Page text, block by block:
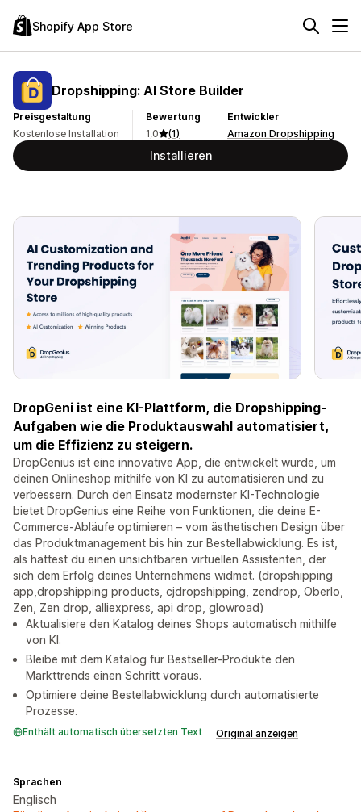
Shopify App Store
Dropshipping: AI Store Builder
Preisgestaltung
Kostenlose Installation
Bewertung
1,0
(1)
Entwickler
Amazon Dropshipping
Installieren
DropGeni ist eine KI-Plattform, die Dropshipping-
Aufgaben wie die Produktauswahl automatisiert,
um die Effizienz zu steigern.
DropGenius ist eine innovative App, die entwickelt wurde, um
deinen Onlineshop mithilfe von KI zu automatisieren und zu
verbessern. Durch den Einsatz modernster KI-Technologie
bietet DropGenius eine Reihe von Funktionen, die deine E-
Commerce-Abläufe optimieren – vom ästhetischen Design über
das Produktmanagement bis hin zur Bestellabwicklung. Es ist,
als hättest du einen unsichtbaren virtuellen Assistenten, der
sich dem Erfolg deines Unternehmens widmet. (dropshipping
app,dropshipping products, cjdropshipping, zendrop, Oberlo,
Zen, Zen drop, alliexpress, api drop, glowroad)
Aktualisiere den Katalog deines Shops automatisch mithilfe
von KI.
Bleibe mit dem Katalog für Bestseller-Produkte den
Markttrends einen Schritt voraus.
Optimiere deine Bestellabwicklung durch automatisierte
Prozesse.
Enthält automatisch übersetzten Text Original anzeigen
Sprachen
Englisch